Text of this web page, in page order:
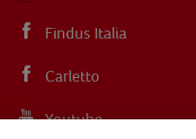
Findus Italia
Carletto
Youtube